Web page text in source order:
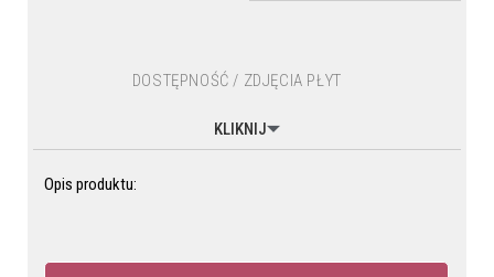
DOSTĘPNOŚĆ / ZDJĘCIA PŁYT
KLIKNIJ
Opis produktu: